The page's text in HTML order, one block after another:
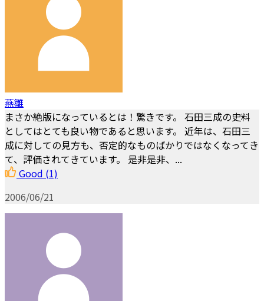
燕雛
まさか絶版になっているとは！驚きです。 石田三成の史料
としてはとても良い物であると思います。 近年は、石田三
成に対しての見方も、否定的なものばかりではなくなってき
て、評価されてきています。 是非是非、...
Good (1)
2006/06/21